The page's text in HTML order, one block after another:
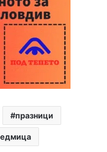
празници